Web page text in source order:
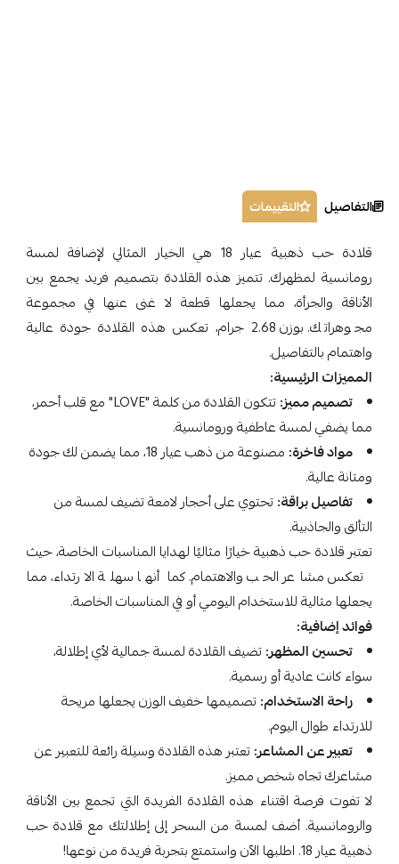
التفاصيل التقييمات
قلادة حب ذهبية عيار 18 هي الخيار المثالي لإضافة لمسة
رومانسية لمظهرك. تتميز هذه القلادة بتصميم فريد يجمع بين
الأناقة والجرأة، مما يجعلها قطعة لا غنى عنها في مجموعة
مجوهراتك. بوزن 2.68 جرام، تعكس هذه القلادة جودة عالية
واهتمام بالتفاصيل.
المميزات الرئيسية:
تصميم مميز:
تتكون القلادة من كلمة "LOVE" مع قلب أحمر،
مما يضفي لمسة عاطفية ورومانسية.
مواد فاخرة:
مصنوعة من ذهب عيار 18، مما يضمن لك جودة
ومتانة عالية.
تفاصيل براقة:تحتوي على أحجار لامعة تضيف لمسة من
التألق والجاذبية.
تعتبر قلادة حب ذهبية خيارًا مثاليًا لهدايا المناسبات الخاصة، حيث
تعكس مشاعر الحب والاهتمام. كما أنها سهلة الارتداء، مما
يجعلها مثالية للاستخدام اليومي أو في المناسبات الخاصة.
فوائد إضافية:
تحسين المظهر:تضيف القلادة لمسة جمالية لأي إطلالة،
سواء كانت عادية أو رسمية.
راحة الاستخدام:تصميمها خفيف الوزن يجعلها مريحة
للارتداء طوال اليوم.
تعبير عن المشاعر:تعتبر هذه القلادة وسيلة رائعة للتعبير عن
مشاعرك تجاه شخص مميز.
لا تفوت فرصة اقتناء هذه القلادة الفريدة التي تجمع بين الأناقة
والرومانسية. أضف لمسة من السحر إلى إطلالتك مع قلادة حب
ذهبية عيار 18. اطلبها الآن واستمتع بتجربة فريدة من نوعها!